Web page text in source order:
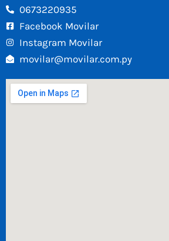
0673220935
Facebook Movilar
Instagram Movilar
movilar@movilar.com.py